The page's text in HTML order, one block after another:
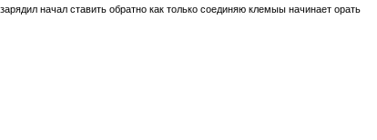
начал ставить обратно как только соединяю клемыы начинает орать